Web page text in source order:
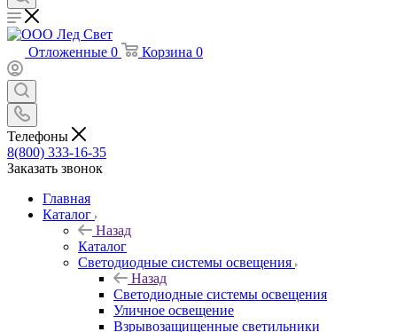
Отложенные 0 Корзина 0
Телефоны
8(800) 333-16-35
Заказать звонок
Главная
Каталог
Назад
Каталог
Светодиодные системы освещения
Назад
Светодиодные системы освещения
Уличное освещение
Взрывозащищенные светильники